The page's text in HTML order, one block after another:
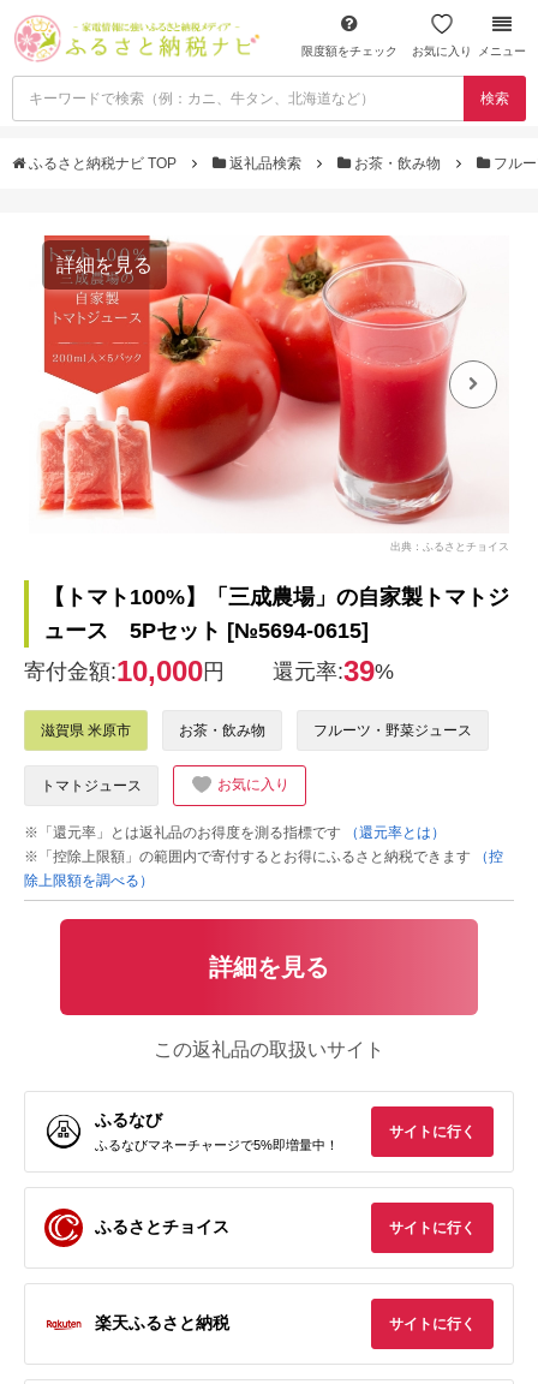
限度額をチェック お気に入り メニュー
検索
ふるさと納税ナビ TOP 返礼品検索 お茶・飲み物 フル
詳細を見る
出典：ふるさとチョイス
【トマト100%】「三成農場」の自家製トマトジ
ュース 5Pセット [№5694-0615]
寄付金額:10,000円 還元率:39%
滋賀県 米原市 お茶・飲み物 フルーツ・野菜ジュース
トマトジュース お気に入り
※「還元率」とは返礼品のお得度を測る指標です
（還元率とは）
※「控除上限額」の範囲内で寄付するとお得にふるさと納税できます
（控
除上限額を調べる）
詳細を見る
この返礼品の取扱いサイト
ふるなび
ふるなびマネーチャージで5%即増量中！
サイトに行く
ふるさとチョイス サイトに行く
楽天ふるさと納税 サイトに行く